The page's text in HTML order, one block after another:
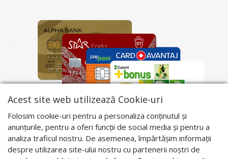
Acest site web utilizează Cookie-uri
Folosim cookie-uri pentru a personaliza conținutul și
anunțurile, pentru a oferi funcții de social media și pentru a
analiza traficul nostru. De asemenea, împărtășim informații
despre utilizarea site-ului nostru cu partenerii noștri de